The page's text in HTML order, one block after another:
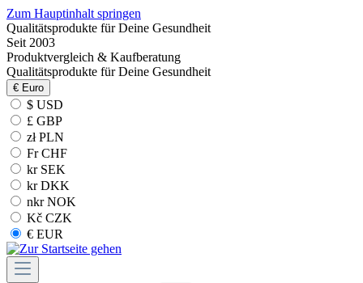
Zum Hauptinhalt springen
Qualitätsprodukte für Deine Gesundheit
Seit 2003
Produktvergleich & Kaufberatung
Qualitätsprodukte für Deine Gesundheit
€ Euro
$ USD
£ GBP
zł PLN
Fr CHF
kr SEK
kr DKK
nkr NOK
Kč CZK
€ EUR